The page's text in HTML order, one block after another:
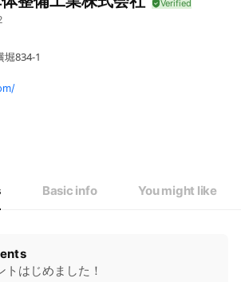
堀834-1
Basic info You might like
トはじめました！